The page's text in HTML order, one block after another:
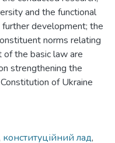
and the functional
development; the
norms relating
the basic law are
strengthening the
of Ukraine
конституційний лад,